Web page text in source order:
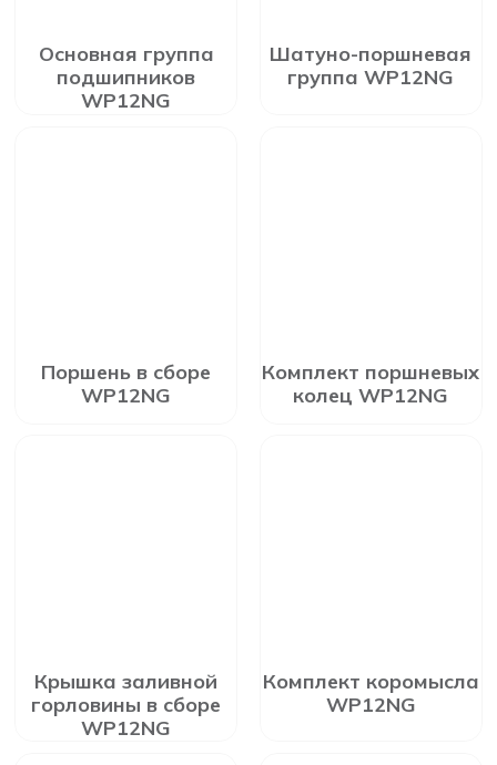
Основная группа
подшипников
WP12NG
Шатуно-поршневая
группа WP12NG
Поршень в сборе
WP12NG
Комплект поршневых
колец WP12NG
Крышка заливной
горловины в сборе
WP12NG
Комплект коромысла
WP12NG